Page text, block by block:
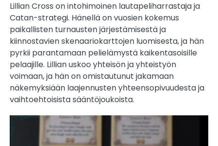
Lillian Cross on intohimoinen lautapeliharrastaja ja
Catan-strategi. Hänellä on vuosien kokemus
paikallisten turnausten järjestämisestä ja
kiinnostavien skenaariokarttojen luomisesta, ja hän
pyrkii parantamaan pelielämystä kaikentasoisille
pelaajille. Lillian uskoo yhteisön ja yhteistyön
voimaan, ja hän on omistautunut jakamaan
näkemyksiään laajennusten yhteensopivuudesta ja
vaihtoehtoisista sääntöjoukoista.